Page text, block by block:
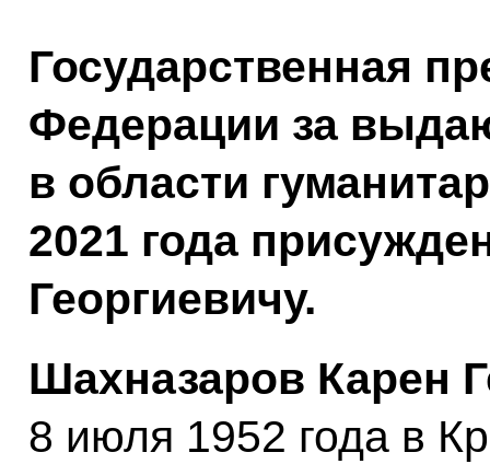
Государственная
Федерации за
в области
2021 года
Георгиевичу.
Шахназаров Карен
8 июля 1952 года в